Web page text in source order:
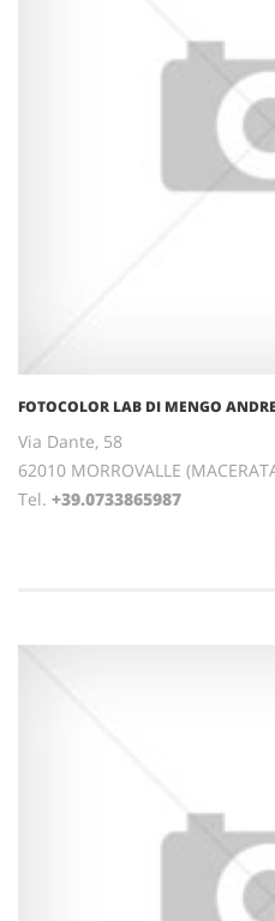
FOTOCOLOR LAB DI MENGO
Via Dante, 58
62010 MORROVALLE
Tel. +39.0733865987